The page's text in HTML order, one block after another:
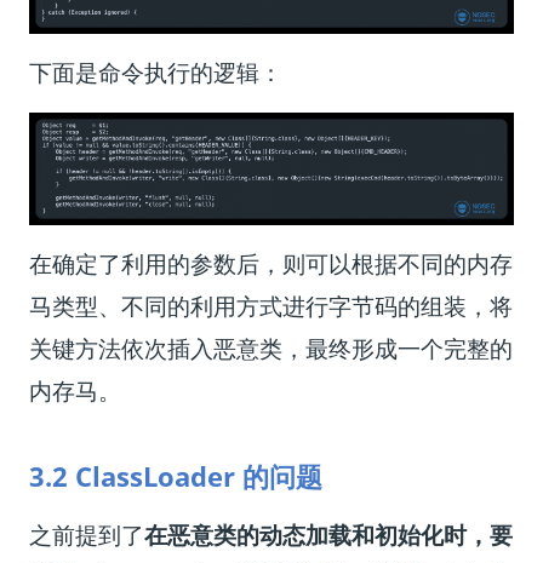
下面是命令执行的逻辑：
在确定了利用的参数后，则可以根据不同的内存
马类型、不同的利用方式进行字节码的组装，将
关键方法依次插入恶意类，最终形成一个完整的
内存马。
3.2 ClassLoader 的问题
之前提到了在恶意类的动态加载和初始化时，要